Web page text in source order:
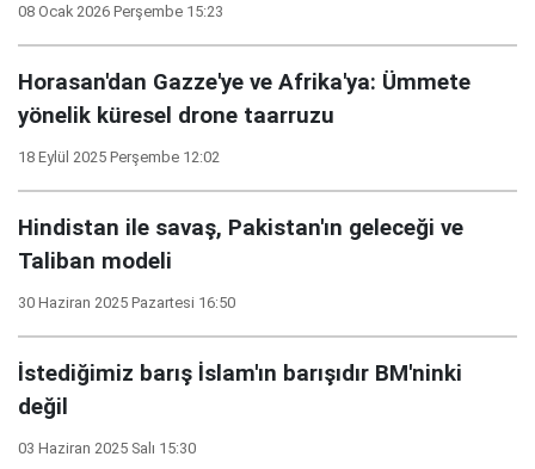
08 Ocak 2026 Perşembe 15:23
Horasan'dan Gazze'ye ve Afrika'ya: Ümmete
yönelik küresel drone taarruzu
18 Eylül 2025 Perşembe 12:02
Hindistan ile savaş, Pakistan'ın geleceği ve
Taliban modeli
30 Haziran 2025 Pazartesi 16:50
İstediğimiz barış İslam'ın barışıdır BM'ninki
değil
03 Haziran 2025 Salı 15:30